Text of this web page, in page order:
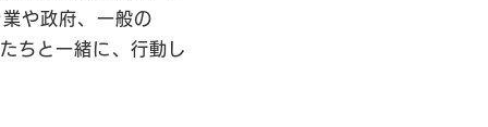
や政府、一般の
ちと一緒に、行動し